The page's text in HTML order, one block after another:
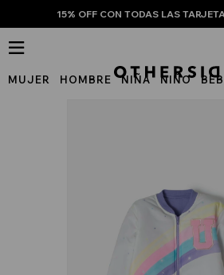
15% OFF CON TODAS LAS
MUJER HOMBRE NIÑA NIÑO
